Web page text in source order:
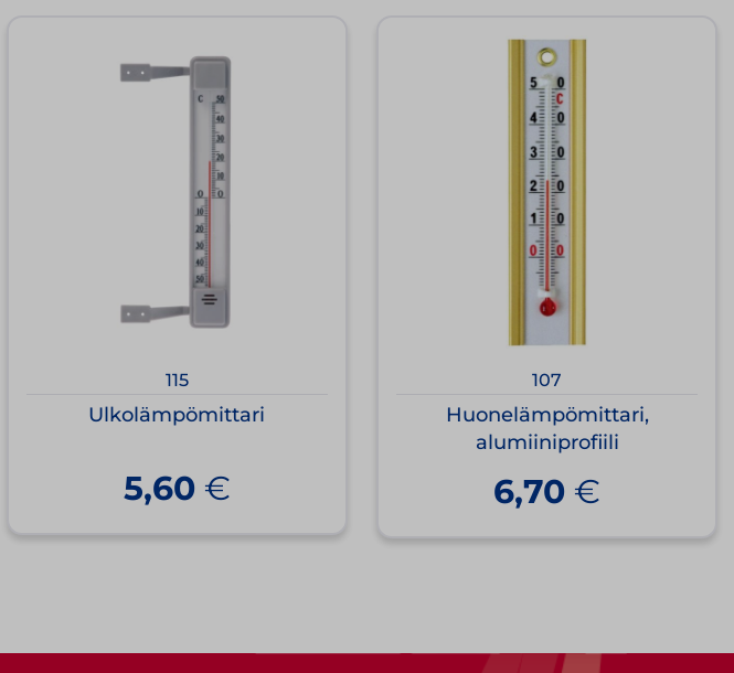
115
Ulkolämpömittari
5,60 €
107
Huonelämpömittari,
alumiiniprofiili
6,70 €